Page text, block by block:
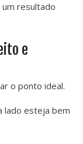
resultado
e
o ponto ideal.
lado esteja bem